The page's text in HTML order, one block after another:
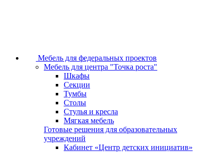
Мебель для федеральных проектов
Мебель для центра "Точка роста"
Шкафы
Секции
Тумбы
Столы
Стулья и кресла
Мягкая мебель
Готовые решения для образовательных
учреждений
Кабинет «Центр детских инициатив»